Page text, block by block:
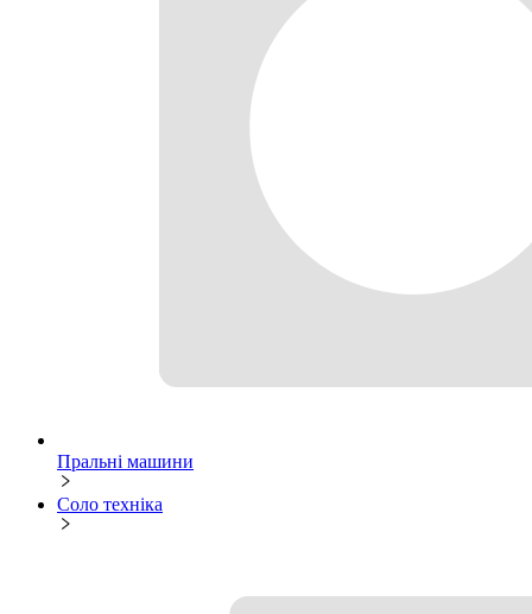
Пральні машини
Соло техніка